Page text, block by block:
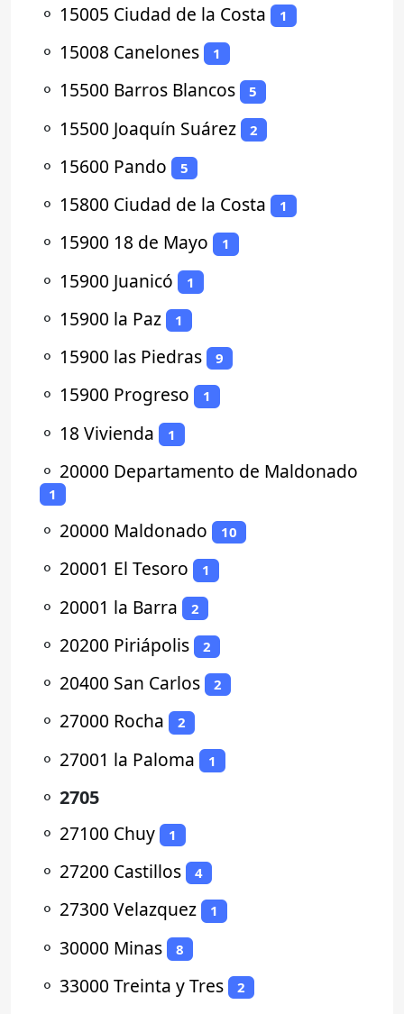
⚬ 15005 Ciudad de la Costa 1
⚬ 15008 Canelones 1
⚬ 15500 Barros Blancos 5
⚬ 15500 Joaquín Suárez 2
⚬ 15600 Pando 5
⚬ 15800 Ciudad de la Costa 1
⚬ 15900 18 de Mayo 1
⚬ 15900 Juanicó 1
⚬ 15900 la Paz 1
⚬ 15900 las Piedras 9
⚬ 15900 Progreso 1
⚬ 18 Vivienda 1
⚬ 20000 Departamento de Maldonado
1
⚬ 20000 Maldonado 10
⚬ 20001 El Tesoro 1
⚬ 20001 la Barra 2
⚬ 20200 Piriápolis 2
⚬ 20400 San Carlos 2
⚬ 27000 Rocha 2
⚬ 27001 la Paloma 1
⚬ 2705
⚬ 27100 Chuy 1
⚬ 27200 Castillos 4
⚬ 27300 Velazquez 1
⚬ 30000 Minas 8
⚬ 33000 Treinta y Tres 2